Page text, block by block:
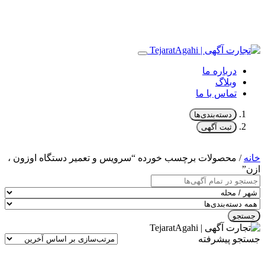
درباره ما
وبلاگ
تماس با ما
دسته‌بندی‌ها
ثبت آگهی
خانه / محصولات برچسب خورده “سرویس و تعمیر دستگاه اوزون ،
ازن”
جستجو
جستجو پیشرفته